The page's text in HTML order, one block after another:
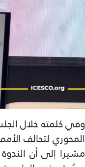
وفي كلمته خلال
المحوري لتحالف
مشيرا إلى أن